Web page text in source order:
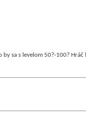
sa s levelom 50?-100?